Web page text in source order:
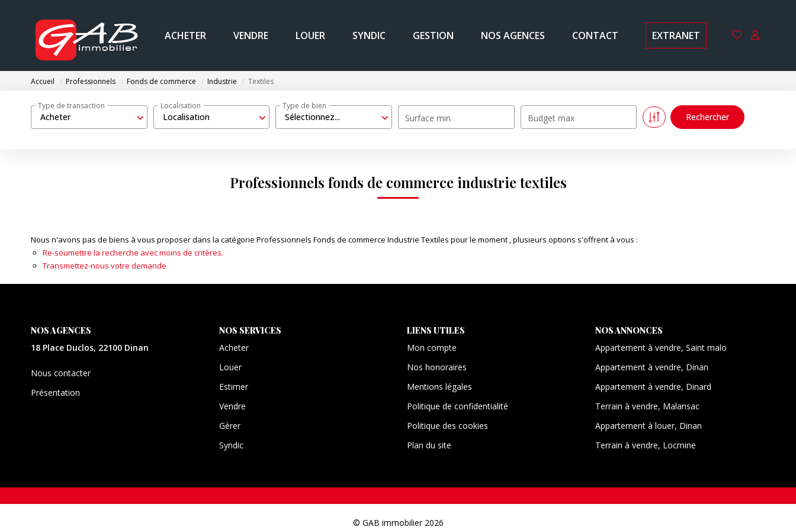
ACHETER VENDRE LOUER SYNDIC GESTION NOS AGENCES CONTACT EXTRANET
Accueil Professionnels Fonds de commerce Industrie Textiles
Acheter
Type de transaction
Localisation
Localisation
Sélectionnez...
Type de bien
Surface min Budget max
Professionnels fonds de commerce industrie textiles
Nous n'avons pas de biens à vous proposer dans la catégorie Professionnels Fonds de commerce Industrie Textiles pour le moment , plusieurs options s'offrent à vous :
Re-soumettre la recherche avec moins de critères.
Transmettez-nous votre demande
NOS AGENCES
18 Place Duclos, 22100 Dinan
Nous contacter
Présentation
NOS SERVICES
Acheter
Louer
Estimer
Vendre
Gérer
Syndic
LIENS UTILES
Mon compte
Nos honoraires
Mentions légales
Politique de confidentialité
Politique des cookies
Plan du site
NOS ANNONCES
Appartement à vendre, Saint malo
Appartement à vendre, Dinan
Appartement à vendre, Dinard
Terrain à vendre, Malansac
Appartement à louer, Dinan
Terrain à vendre, Locmine
© GAB immobilier 2026